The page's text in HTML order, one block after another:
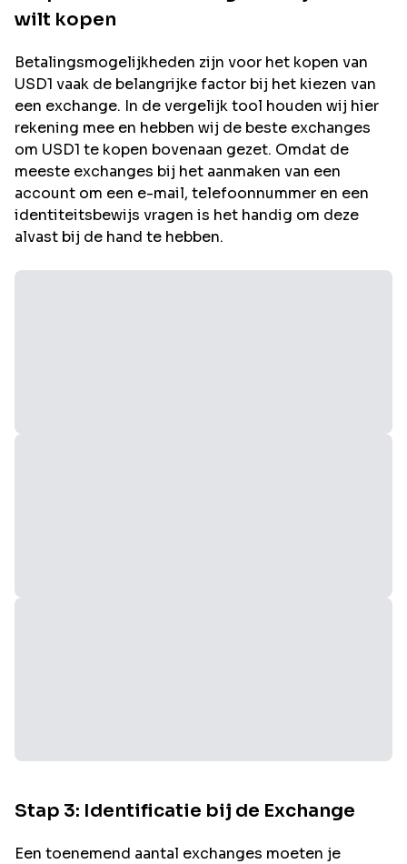
wilt kopen
Betalingsmogelijkheden zijn voor het kopen van
USD1 vaak de belangrijke factor bij het kiezen van
een exchange. In de vergelijk tool houden wij hier
rekening mee en hebben wij de beste exchanges
om USD1 te kopen bovenaan gezet. Omdat de
meeste exchanges bij het aanmaken van een
account om een e-mail, telefoonnummer en een
identiteitsbewijs vragen is het handig om deze
alvast bij de hand te hebben.
Stap 3: Identificatie bij de Exchange
Een toenemend aantal exchanges moeten je